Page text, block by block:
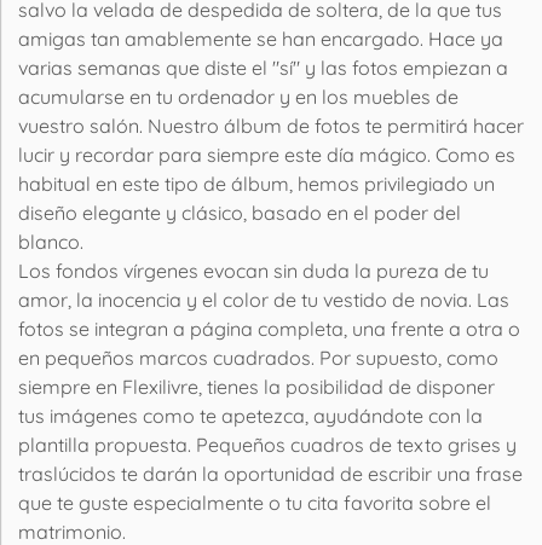
salvo la velada de despedida de soltera, de la que tus
amigas tan amablemente se han encargado. Hace ya
varias semanas que diste el "sí" y las fotos empiezan a
acumularse en tu ordenador y en los muebles de
vuestro salón. Nuestro álbum de fotos te permitirá hacer
lucir y recordar para siempre este día mágico. Como es
habitual en este tipo de álbum, hemos privilegiado un
diseño elegante y clásico, basado en el poder del
blanco.
Los fondos vírgenes evocan sin duda la pureza de tu
amor, la inocencia y el color de tu vestido de novia. Las
fotos se integran a página completa, una frente a otra o
en pequeños marcos cuadrados. Por supuesto, como
siempre en Flexilivre, tienes la posibilidad de disponer
tus imágenes como te apetezca, ayudándote con la
plantilla propuesta. Pequeños cuadros de texto grises y
traslúcidos te darán la oportunidad de escribir una frase
que te guste especialmente o tu cita favorita sobre el
matrimonio.